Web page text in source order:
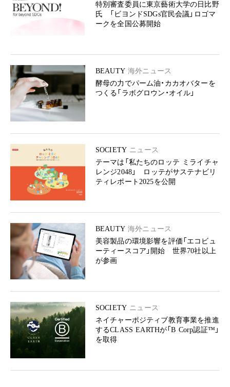
特別審査委員に東京藝術大学の日比野
氏 「ビヨンドSDGs官民会議」ロゴマ
ークを全国公募開始
BEAUTY 海外ニュース
酵母の力でパーム油・カカオバターを
つくる「ラボグロウン・オイル」
SOCIETY ニュース
テーマは「私たちのロッテ ミライチャ
レンジ2048」 ロッテがサステナビリ
ティレポート2025を公開
BEAUTY 海外ニュース
美容製品の環境影響を評価「エコビュ
ーティースコア」開始 世界70社以上
が参画
SOCIETY ニュース
ネイチャーポジティブ教育事業を推進
するCLASS EARTHが「B Corp認証™︎」
を取得